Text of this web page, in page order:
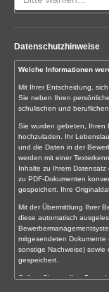
Datenschutzhinweise
Welche Informationen
Mit Ihrer Entscheidung,
Sie neben Ihren
schulischen und
Sie wurden gebeten, Ihren
hochzuladen. Ihr
und die Daten in der
werden mit einer
Inhalte zu Ihrem
zu PDF-Dokumenten
gespeichert. Ihre
Mit der Übermittlung Ihrer
diese automatisch
mitgesendeten
sonstige Nachweise)
gespeichert.
Sollten Sie uns Ihre